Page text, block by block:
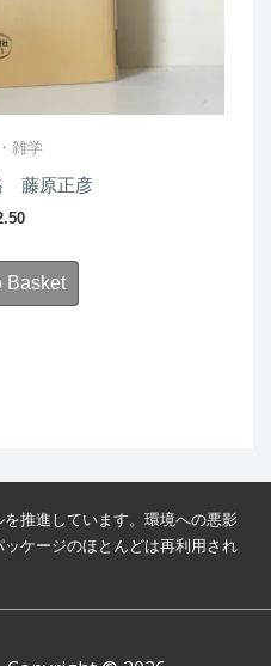
雑学
藤原正彦
Basket
推進しています。環境への悪影
ケージのほとんどは再利用され